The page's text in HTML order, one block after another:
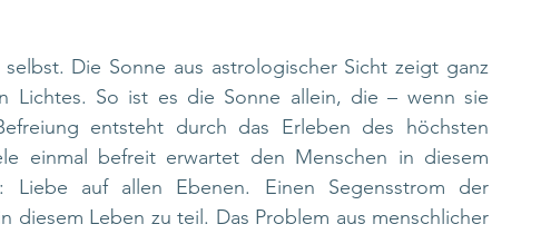
Die Sonne aus astrologischer Sicht zeigt ganz
Lichtes. So ist es die Sonne allein, die – wenn sie
entsteht durch das Erleben des höchsten
einmal befreit erwartet den Menschen in diesem
auf allen Ebenen. Einen Segensstrom der
diesem Leben zu teil. Das Problem aus menschlicher